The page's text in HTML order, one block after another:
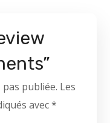
publiée. Les
avec*